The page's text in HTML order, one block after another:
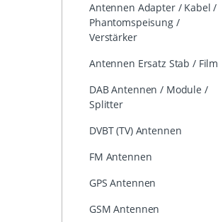
Antennen Adapter / Kabel /
Phantomspeisung /
Verstärker
Antennen Ersatz Stab / Film
DAB Antennen / Module /
Splitter
DVBT (TV) Antennen
FM Antennen
GPS Antennen
GSM Antennen